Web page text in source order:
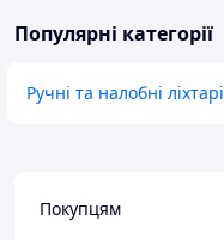
Популярні категорії
Ручні та налобні ліхтарі
Покупцям